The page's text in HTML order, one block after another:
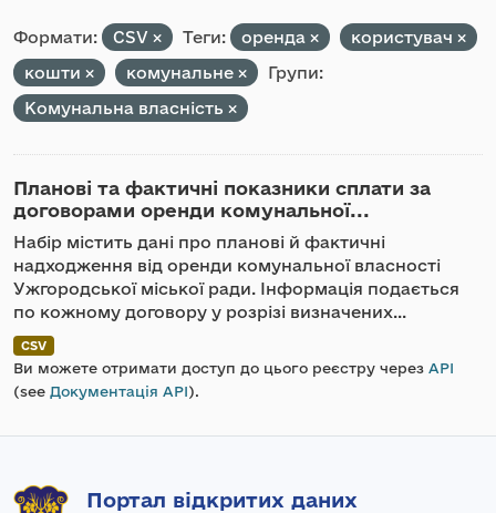
Формати: CSV Теги: оренда
користувач
кошти
комунальне
Групи:
Комунальна власність
Планові та фактичні показники сплати за
договорами оренди комунальної...
Набір містить дані про планові й фактичні
надходження від оренди комунальної власності
Ужгородської міської ради. Інформація подається
по кожному договору у розрізі визначених...
CSV
Ви можете отримати доступ до цього реєстру через API
(see Документація API).
Портал відкритих даних